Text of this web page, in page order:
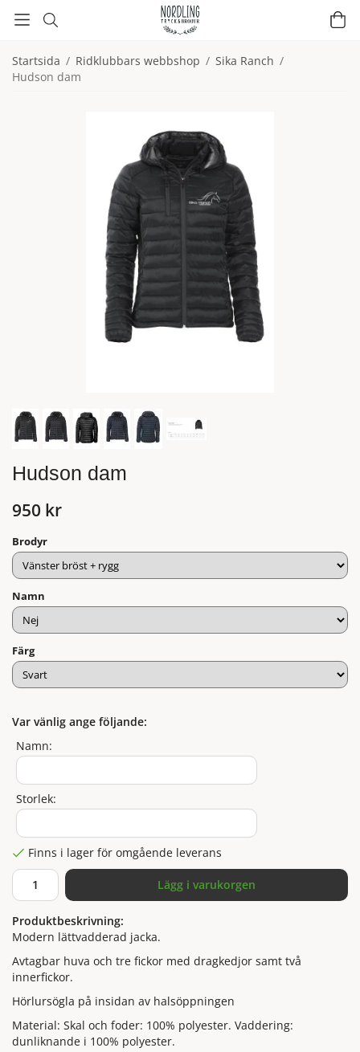
Startsida / Ridklubbars webbshop / Sika Ranch /
Hudson dam
Hudson dam
950 kr
Brodyr
Namn
Färg
Var vänlig ange följande:
Namn:
Storlek:
Finns i lager för omgående leverans
Lägg i varukorgen
Produktbeskrivning:
Modern lättvadderad jacka.
Avtagbar huva och tre fickor med dragkedjor samt två
innerfickor.
Hörlursögla på insidan av halsöppningen
Material: Skal och foder: 100% polyester. Vaddering:
dunliknande i 100% polyester.